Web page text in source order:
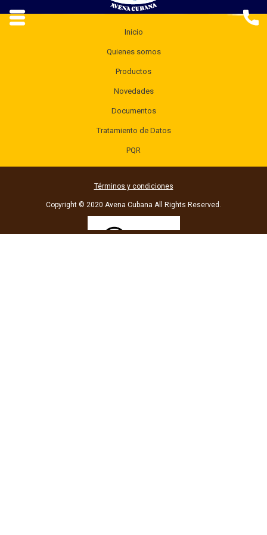
Inicio
Quienes somos
Productos
Novedades
Documentos
Tratamiento de Datos
PQR
Términos y condiciones
Copyright © 2020 Avena Cubana All Rights Reserved.